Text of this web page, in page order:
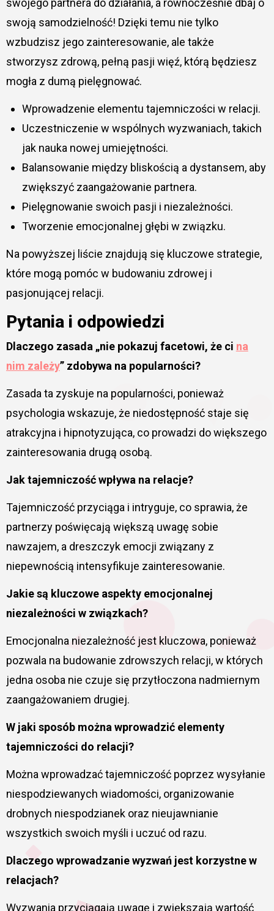
swoją samodzielność! Dzięki temu nie tylko
wzbudzisz jego zainteresowanie, ale także
stworzysz zdrową, pełną pasji więź, którą będziesz
mogła z dumą pielęgnować.
Wprowadzenie elementu tajemniczości w relacji.
Uczestniczenie w wspólnych wyzwaniach, takich
jak nauka nowej umiejętności.
Balansowanie między bliskością a dystansem, aby
zwiększyć zaangażowanie partnera.
Pielęgnowanie swoich pasji i niezależności.
Tworzenie emocjonalnej głębi w związku.
Na powyższej liście znajdują się kluczowe strategie,
które mogą pomóc w budowaniu zdrowej i
pasjonującej relacji.
Pytania i odpowiedzi
Dlaczego zasada „nie pokazuj facetowi, że ci na
nim zależy” zdobywa na popularności?
Zasada ta zyskuje na popularności, ponieważ
psychologia wskazuje, że niedostępność staje się
atrakcyjna i hipnotyzująca, co prowadzi do większego
zainteresowania drugą osobą.
Jak tajemniczość wpływa na relacje?
Tajemniczość przyciąga i intryguje, co sprawia, że
partnerzy poświęcają większą uwagę sobie
nawzajem, a dreszczyk emocji związany z
niepewnością intensyfikuje zainteresowanie.
Jakie są kluczowe aspekty emocjonalnej
niezależności w związkach?
Emocjonalna niezależność jest kluczowa, ponieważ
pozwala na budowanie zdrowszych relacji, w których
jedna osoba nie czuje się przytłoczona nadmiernym
zaangażowaniem drugiej.
W jaki sposób można wprowadzić elementy
tajemniczości do relacji?
Można wprowadzać tajemniczość poprzez wysyłanie
niespodziewanych wiadomości, organizowanie
drobnych niespodzianek oraz nieujawnianie
wszystkich swoich myśli i uczuć od razu.
Dlaczego wprowadzanie wyzwań jest korzystne w
relacjach?
Wyzwania przyciągają uwagę i zwiększają wartość